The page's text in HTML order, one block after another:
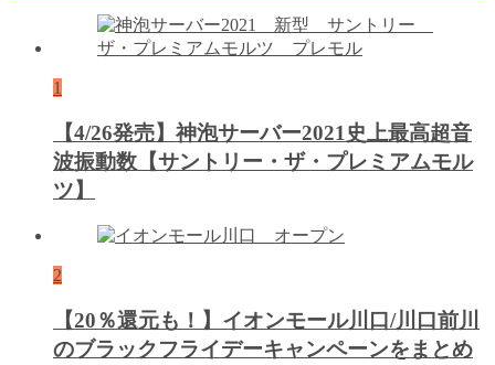
1
【4/26発売】神泡サーバー2021史上最高超音
波振動数【サントリー・ザ・プレミアムモル
ツ】
2
【20％還元も！】イオンモール川口/川口前川
のブラックフライデーキャンペーンをまとめ